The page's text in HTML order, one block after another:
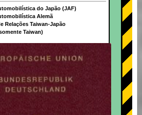
+
do Japão (JAF)
Alemã
Relações Taiwan-Japão
Taiwan)